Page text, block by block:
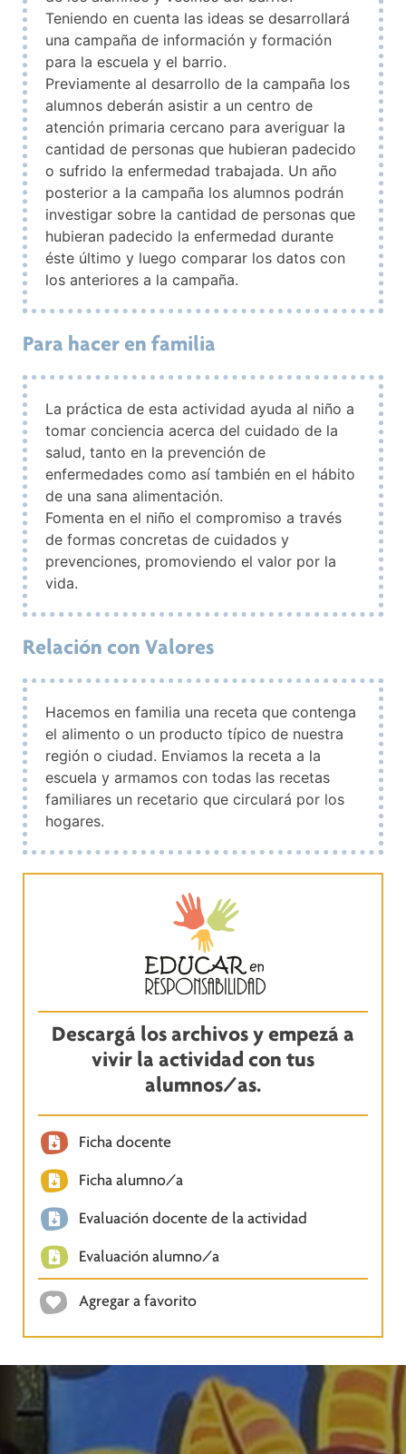
Teniendo en cuenta las ideas se desarrollará
una campaña de información y formación
para la escuela y el barrio.
Previamente al desarrollo de la campaña los
alumnos deberán asistir a un centro de
atención primaria cercano para averiguar la
cantidad de personas que hubieran padecido
o sufrido la enfermedad trabajada. Un año
posterior a la campaña los alumnos podrán
investigar sobre la cantidad de personas que
hubieran padecido la enfermedad durante
éste último y luego comparar los datos con
los anteriores a la campaña.
Para hacer en familia
La práctica de esta actividad ayuda al niño a
tomar conciencia acerca del cuidado de la
salud, tanto en la prevención de
enfermedades como así también en el hábito
de una sana alimentación.
Fomenta en el niño el compromiso a través
de formas concretas de cuidados y
prevenciones, promoviendo el valor por la
vida.
Relación con Valores
Hacemos en familia una receta que contenga
el alimento o un producto típico de nuestra
región o ciudad. Enviamos la receta a la
escuela y armamos con todas las recetas
familiares un recetario que circulará por los
hogares.
Descargá los archivos y empezá a
vivir la actividad con tus
alumnos/as.
Ficha docente
Ficha alumno/a
Evaluación docente de la actividad
Evaluación alumno/a
Agregar a favorito